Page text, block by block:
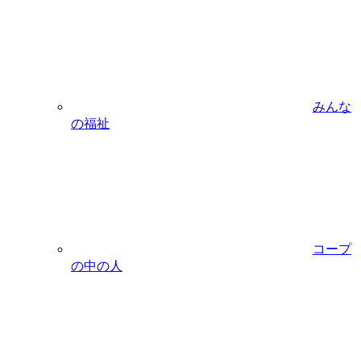
みんな
の福祉
コープ
の中の人